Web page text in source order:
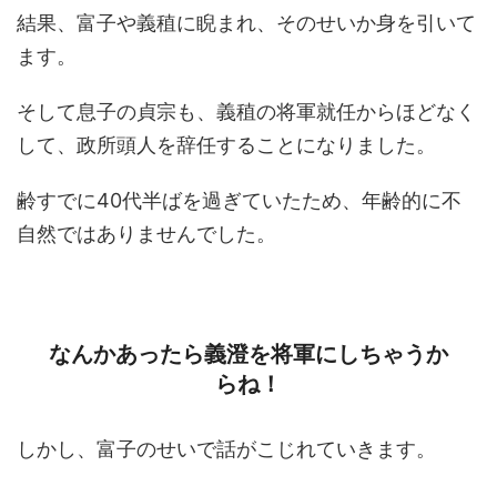
結果、富子や義稙に睨まれ、そのせいか身を引いて
ます。
そして息子の貞宗も、義稙の将軍就任からほどなく
して、政所頭人を辞任することになりました。
齢すでに40代半ばを過ぎていたため、年齢的に不
自然ではありませんでした。
なんかあったら義澄を将軍にしちゃうか
らね！
しかし、富子のせいで話がこじれていきます。